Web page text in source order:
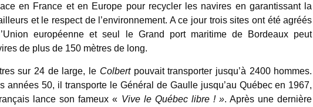
en France et en Europe pour recycler les navires en garantissant la
et le respect de l’environnement. A ce jour trois sites ont été agréés
européenne et seul le Grand port maritime de Bordeaux peut
de plus de 150 mètres de long.
sur 24 de large, le Colbertpouvait transporter jusqu’à 2400 hommes.
années 50, il transporte le Général de Gaulle jusqu’au Québec en 1967,
lance son fameux « Vive le Québec libre ! ». Après une dernière